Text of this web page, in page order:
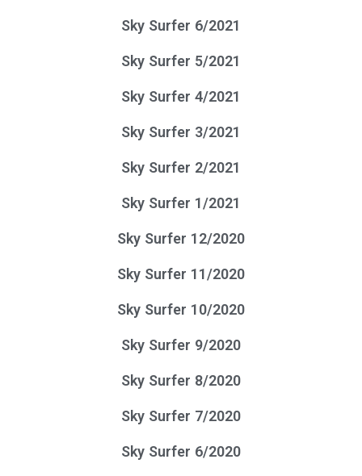
Sky Surfer 6/2021
Sky Surfer 5/2021
Sky Surfer 4/2021
Sky Surfer 3/2021
Sky Surfer 2/2021
Sky Surfer 1/2021
Sky Surfer 12/2020
Sky Surfer 11/2020
Sky Surfer 10/2020
Sky Surfer 9/2020
Sky Surfer 8/2020
Sky Surfer 7/2020
Sky Surfer 6/2020